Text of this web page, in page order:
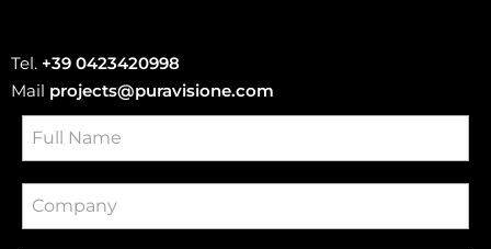
Tel. +39 0423420998
Mail projects@puravisione.com